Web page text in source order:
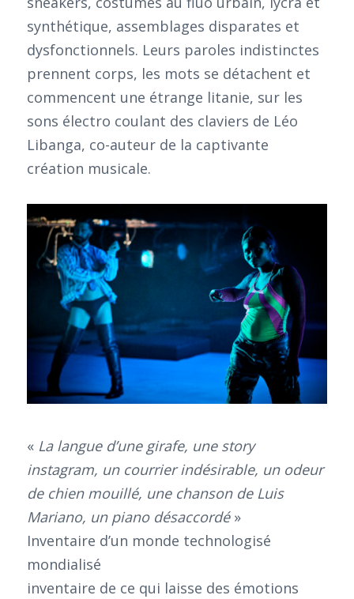
synthétique, assemblages disparates et
dysfonctionnels. Leurs paroles indistinctes
prennent corps, les mots se détachent et
commencent une étrange litanie, sur les
sons électro coulant des claviers de Léo
Libanga, co-auteur de la captivante
création musicale.
« La langue d’une girafe, une story
instagram, un courrier indésirable, un odeur
de chien mouillé, une chanson de Luis
Mariano, un piano désaccordé»
Inventaire d’un monde technologisé
mondialisé
inventaire de ce qui laisse des émotions